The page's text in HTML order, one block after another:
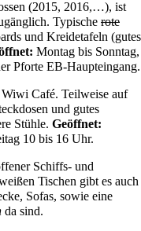
(2015, 2016,…), ist
Typische rote
und Kreidetafeln (gutes
Montag bis Sonntag,
Pforte EB-Haupteingang.
Café. Teilweise auf
und gutes
Stühle. Geöffnet:
10 bis 16 Uhr.
Schiffs- und
Tischen gibt es auch
Sofas, sowie eine
da sind.